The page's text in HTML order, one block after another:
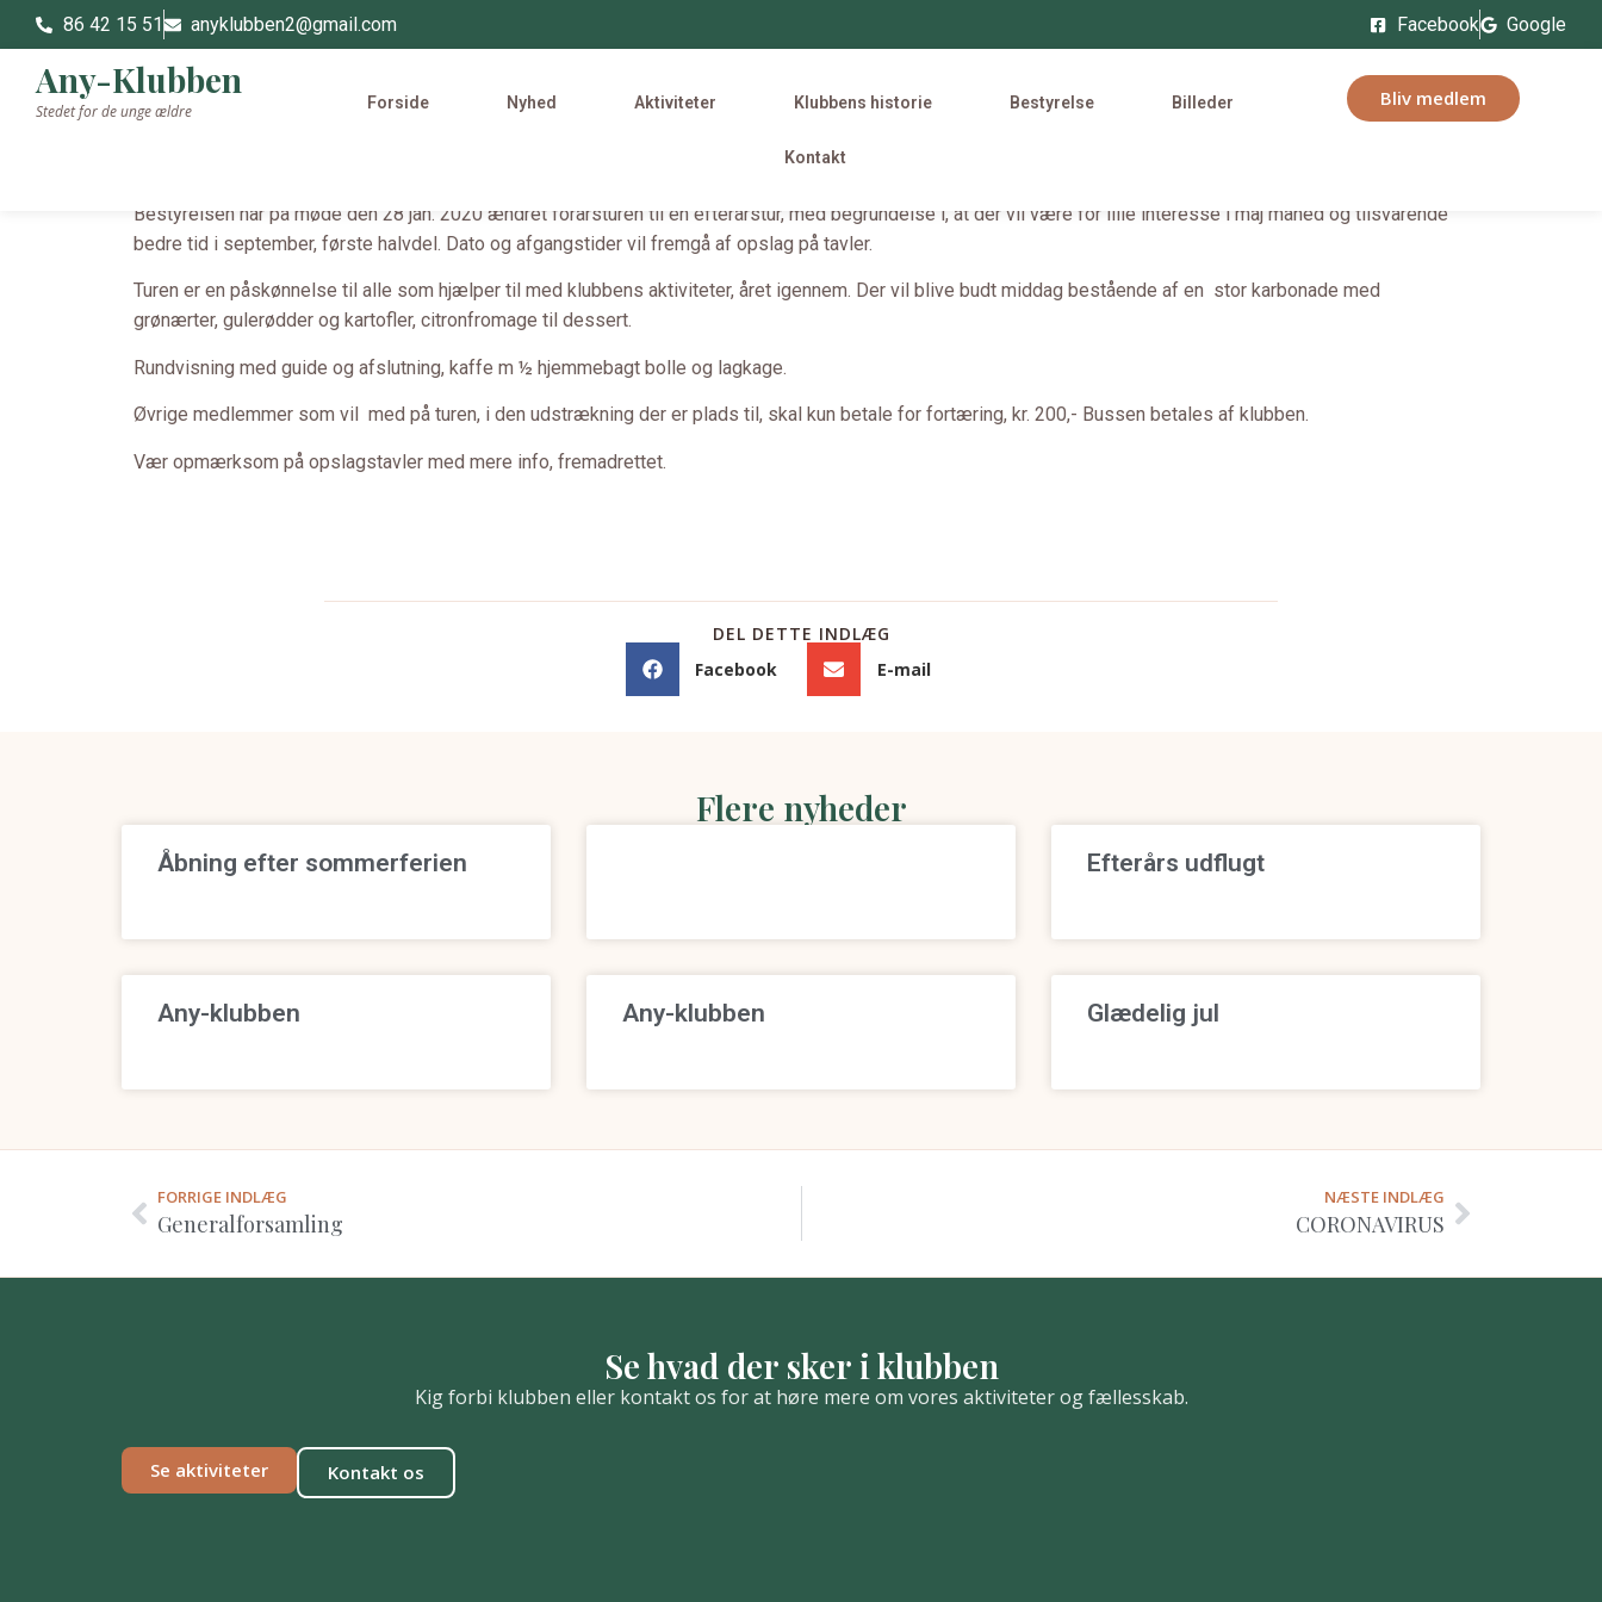
86 42 15 51 anyklubben2@gmail.com Facebook Google
Any-Klubben
Stedet for de unge ældre Forside Nyhed Aktiviteter Klubbens historie Bestyrelse Billeder
Kontakt
Bliv medlem
Bestyrelsen har på møde den 28 jan. 2020 ændret forårsturen til en efterårstur, med begrundelse i, at der vil være for lille interesse i maj måned og tilsvarende
bedre tid i september, første halvdel. Dato og afgangstider vil fremgå af opslag på tavler.
Turen er en påskønnelse til alle som hjælper til med klubbens aktiviteter, året igennem. Der vil blive budt middag bestående af en stor karbonade med
grønærter, gulerødder og kartofler, citronfromage til dessert.
Rundvisning med guide og afslutning, kaffe m ½ hjemmebagt bolle og lagkage.
Øvrige medlemmer som vil med på turen, i den udstrækning der er plads til, skal kun betale for fortæring, kr. 200,- Bussen betales af klubben.
Vær opmærksom på opslagstavler med mere info, fremadrettet.
DEL DETTE INDLÆG
Facebook
E-mail
Flere nyheder
Åbning efter sommerferien Efterårs udflugt
Any-klubben Any-klubben Glædelig jul
FORRIGE INDLÆG
Generalforsamling
NÆSTE INDLÆG
CORONAVIRUS
Se hvad der sker i klubben
Kig forbi klubben eller kontakt os for at høre mere om vores aktiviteter og fællesskab.
Se aktiviteter Kontakt os